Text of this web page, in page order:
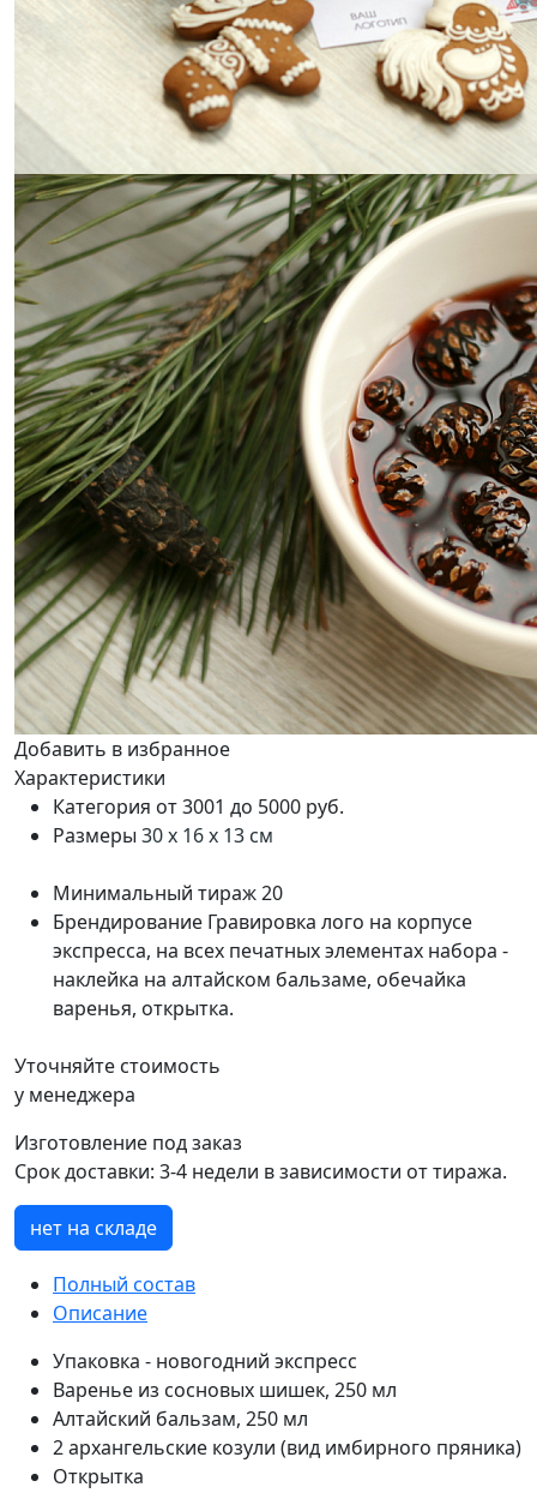
Добавить в избранное
Характеристики
Категория от 3001 до 5000 руб.
Размеры 30 х 16 х 13 см
Минимальный тираж20
Брендирование Гравировка лого на корпусе
экспресса, на всех печатных элементах набора -
наклейка на алтайском бальзаме, обечайка
варенья, открытка.
Уточняйте стоимость
у менеджера
Изготовление под заказ
Срок доставки: 3-4 недели в зависимости от тиража.
нет на складе
Полный состав
Описание
Упаковка - новогодний экспресс
Варенье из сосновых шишек, 250 мл
Алтайский бальзам, 250 мл
2 архангельские козули (вид имбирного пряника)
Открытка